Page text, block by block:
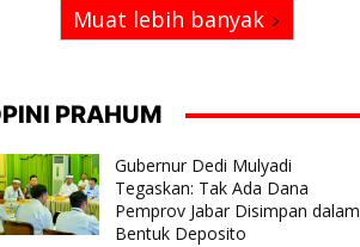
Muat lebih banyak
PRAHUM
Gubernur Dedi Mulyadi
Tegaskan: Tak Ada Dana
Pemprov Jabar Disimpan dalam
Bentuk Deposito